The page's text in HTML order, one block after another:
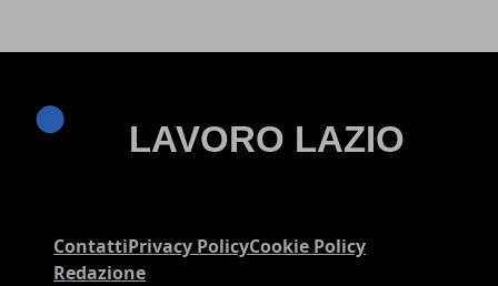
ContattiPrivacy PolicyCookie Policy
Redazione